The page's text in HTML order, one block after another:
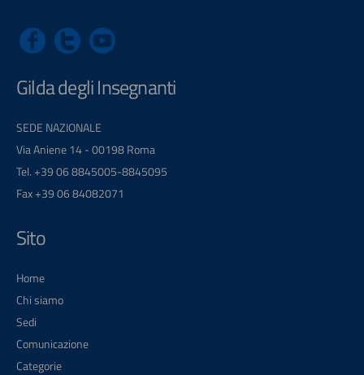
Gilda degli Insegnanti
SEDE NAZIONALE
Via Aniene 14 - 00198 Roma
Tel. +39 06 8845005-8845095
Fax +39 06 84082071
Sito
Home
Chi siamo
Sedi
Comunicazione
Categorie